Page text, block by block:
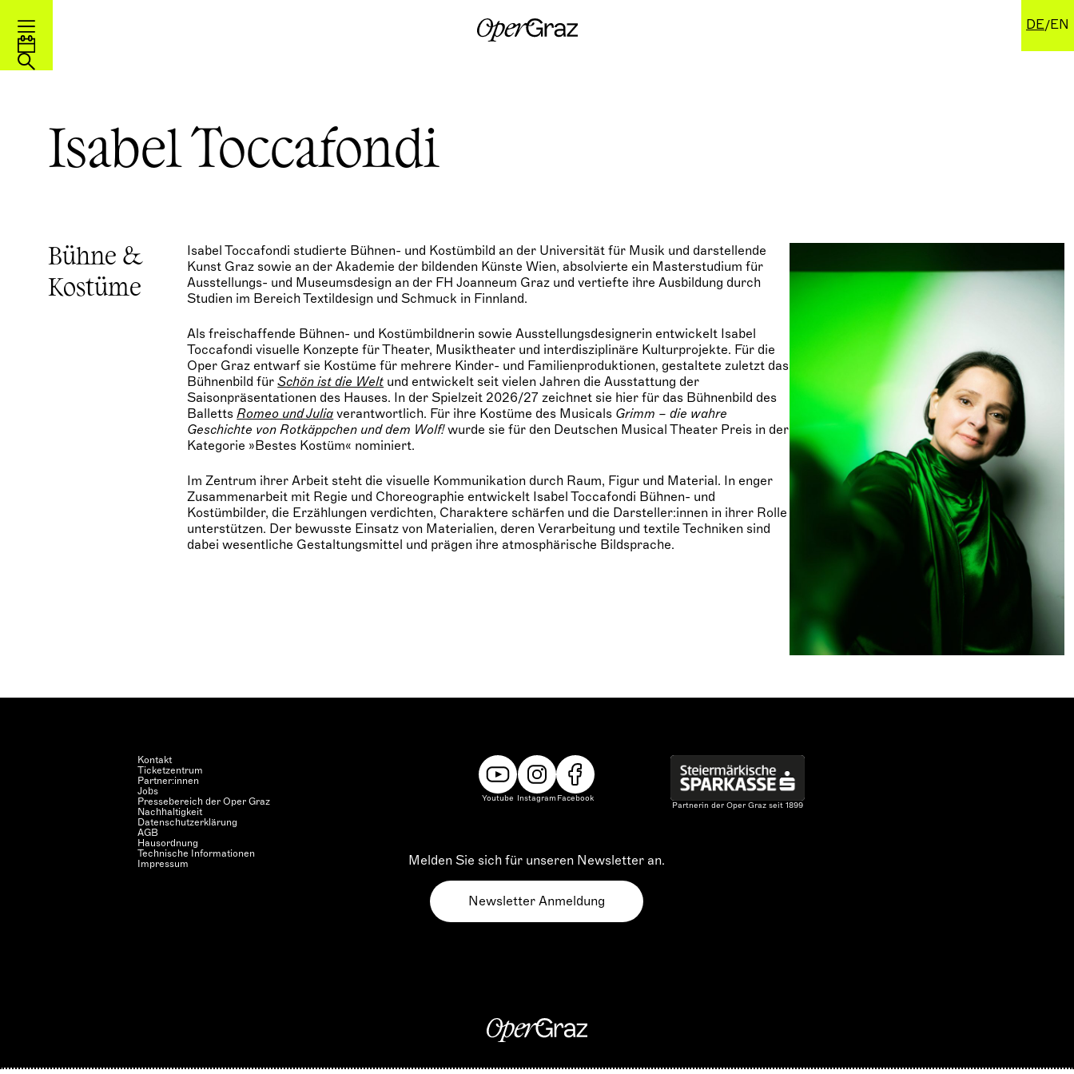
k
i
DE EN
Isabel Toccafondi
Isabel Toccafondi studierte Bühnen- und Kostümbild an der Universität für Musik und darstellende
Kunst Graz sowie an der Akademie der bildenden Künste Wien, absolvierte ein Masterstudium für
Ausstellungs- und Museumsdesign an der FH Joanneum Graz und vertiefte ihre Ausbildung durch
Studien im Bereich Textildesign und Schmuck in Finnland.
Als freischaffende Bühnen- und Kostümbildnerin sowie Ausstellungsdesignerin entwickelt Isabel
Toccafondi visuelle Konzepte für Theater, Musiktheater und interdisziplinäre Kulturprojekte. Für die
Oper Graz entwarf sie Kostüme für mehrere Kinder- und Familienproduktionen, gestaltete zuletzt das
Bühnenbild fürSchön ist die Welt und entwickelt seit vielen Jahren die Ausstattung der
Saisonpräsentationen des Hauses. In der Spielzeit 2026/27 zeichnet sie hier für das Bühnenbild des
BallettsRomeo und Julia verantwortlich. Für ihre Kostüme des Musicals Grimm – die wahre
Geschichte von Rotkäppchen und dem Wolf!wurde sie für den Deutschen Musical Theater Preis in der
Kategorie »Bestes Kostüm« nominiert.
Im Zentrum ihrer Arbeit steht die visuelle Kommunikation durch Raum, Figur und Material. In enger
Zusammenarbeit mit Regie und Choreographie entwickelt Isabel Toccafondi Bühnen- und
Kostümbilder, die Erzählungen verdichten, Charaktere schärfen und die Darsteller:innen in ihrer Rolle
unterstützen. Der bewusste Einsatz von Materialien, deren Verarbeitung und textile Techniken sind
dabei wesentliche Gestaltungsmittel und prägen ihre atmosphärische Bildsprache.
Bühne &
Kostüme
Kontakt
Ticketzentrum
Partner:innen
Jobs
Pressebereich der Oper Graz
Nachhaltigkeit
Datenschutzerklärung
AGB
Hausordnung
Technische Informationen
Impressum
Youtube Instagram Facebook
Melden Sie sich für unseren Newsletter an.
Newsletter Anmeldung
Partnerin der Oper Graz seit 1899